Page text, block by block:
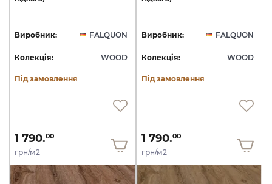
Виробник: FALQUON
Колекція: WOOD
Під замовлення
1 790.00
грн/м2
Виробник: FALQUON
Колекція: WOOD
Під замовлення
1 790.00
грн/м2